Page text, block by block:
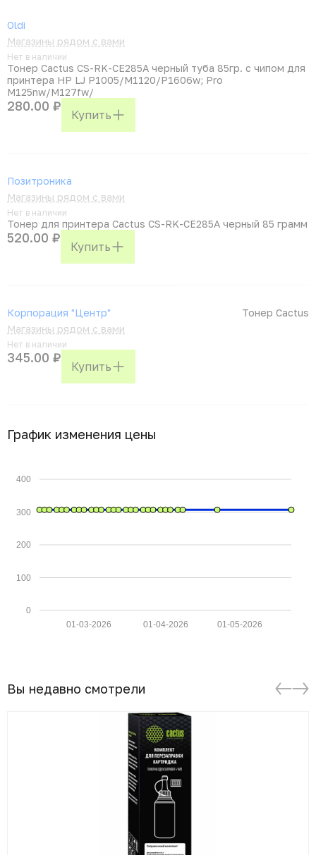
Oldi
Магазины рядом с вами
Нет в наличии
Тонер Cactus CS-RK-CE285A черный туба 85гр. с чипом для
принтера HP LJ P1005/M1120/P1606w; Pro
M125nw/M127fw/
280.00 ₽
Купить
Позитроника
Магазины рядом с вами
Нет в наличии
Тонер для принтера Cactus CS-RK-CE285A черный 85 грамм
520.00 ₽
Купить
Корпорация "Центр"
Магазины рядом с вами
Нет в наличии
Тонер Cactus
345.00 ₽
Купить
График изменения цены
0
100
200
300
400
01-05-2026
01-04-2026
01-03-2026
Вы недавно смотрели